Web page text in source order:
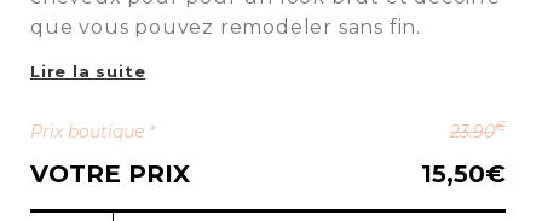
que vous pouvez remodeler sans fin.
Lire la suite
Prix boutique * 23.90€
VOTRE PRIX 15,50€